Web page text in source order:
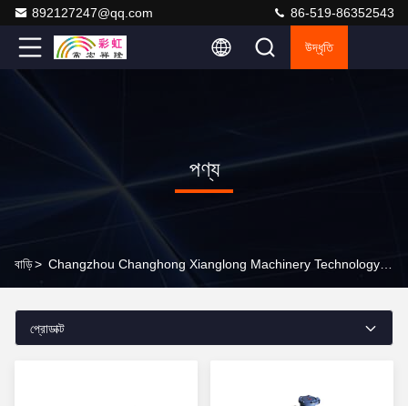
892127247@qq.com 86-519-86352543
উদ্ধৃতি
পণ্য
বাড়ি>
প্রোডাক্ট